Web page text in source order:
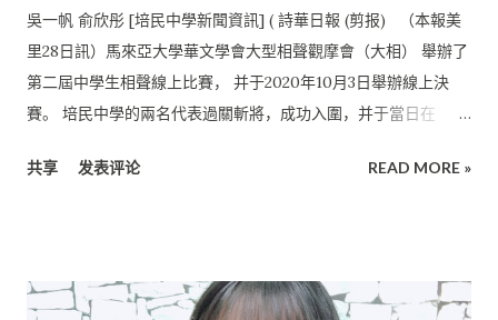
今已經有兩年的她， 在應付課業方面可以說是得心應手了。今年
因為疫情的關系， 學生沒有辦法到校園上課， 所以她現在都是以
上網課的方式繼續學習。除了線上上課， 考試以及團隊作業都是
透過?上完成的。 鄭佳敏坦言， 她非常遺憾在培中六年的中學生
導致現在對中學的回憶大部分只有上課和讀書。所以， 她勸學弟
吳一帆 俞欣彤 [培民中學新聞資訊] ( 詩華日報 (剪报) （本報美
里28日訊）馬來亞大學華文學會大型相聲觀摩會（大相） 舉辦了
第二屆中學生相聲線上比賽， 并于2020年10月3日舉辦線上決
賽。 培民中學的兩名代表過關斬將，成功入圍，并于當日在
中生分別為初二一（A）班的俞欣彤与初三一班的吳一帆。 俞欣
過挫折、面臨過瓶頸， 也有覺得壓力大的時候，但我卻不曾想過
共享 发表评论 READ MORE »